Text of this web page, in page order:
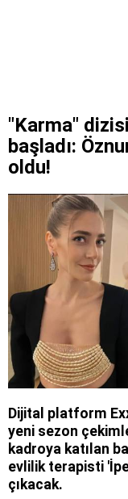
"Karma"
başladı:
oldu!
Dijital platform
yeni sezon
kadroya katılan
evlilik terapisti
çıkacak.